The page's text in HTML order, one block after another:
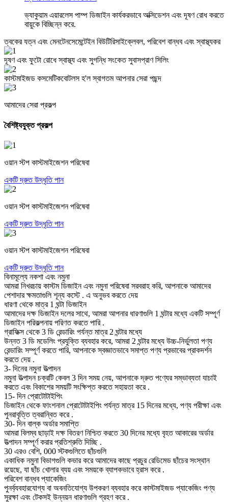
ভ্যাকুয়াম এয়ারলেস পাম্প ডিজাইন কার্যকরভাবে অক্সিডেশন এবং দূষণ রোধ করতে
বায়ুকে বিচ্ছিন্ন করে.
ত্বকের যত্ন এবং মেনটেনসেমেন্টেইন বিউটিরিসাইক্লেবল, পরিবেশ বান্ধব এবং স্বাস্থ্যকর
দূষণ এবং ফুটো রোধে স্বাস্থ্য এবং সুগন্ধি সংকেত সুবাসপ্রাণ সিলিং
কাস্টমাইজড কসমেটিকবোটলস হ'ল স্বাগতম আপনার সেরা পছন্দ
আমাদের সেরা প্রকল্প
বৈশিষ্ট্যযুক্ত প্রকল্প
ওয়ান স্টপ কাস্টমাইজেশন পরিষেবা
একটি দ্রুত উদ্ধৃতি পান
ওয়ান স্টপ কাস্টমাইজেশন পরিষেবা
একটি দ্রুত উদ্ধৃতি পান
ওয়ান স্টপ কাস্টমাইজেশন পরিষেবা
একটি দ্রুত উদ্ধৃতি পান
বিনামূল্যে নকশা এবং নমুনা
আমরা নিখরচায় কাস্টম ডিজাইন এবং নমুনা পরিষেবা সরবরাহ করি, আপনাকে আমাদের
পেশাদার ক্ষমতাগুলি শূন্য কস্টে . এ অনুভব করতে দেয়
ধারণা থেকে মাত্র 1 ঘন্টা ডিজাইন
আমাদের দক্ষ ডিজাইন দলের সাথে, আমরা আপনার ধারণাগুলি 1 ঘন্টার মধ্যে একটি সম্পূর্ণ
ডিজাইন পরিকল্পনায় পরিণত করতে পারি .
গ্রাফিক্স থেকে 3 ডি রেন্ডারিং পর্যন্ত মাত্র 2 ঘন্টার মধ্যে
উন্নত 3 ডি মডেলিং প্রযুক্তি ব্যবহার করে, আমরা 2 ঘন্টার মধ্যে উচ্চ-নির্ভুলতা পণ্য
রেন্ডারিং সম্পূর্ণ করতে পারি, আপনাকে স্বজ্ঞাতভাবে সমাপ্ত পণ্য প্রভাবের প্রাকদর্শন
করতে দেয় .
3- দিনের নমুনা উত্পাদন
নমুনা উত্পাদন চক্রটি কেবল 3 দিন সময় নেয়, আপনাকে দ্রুত পণ্যের সম্ভাব্যতা যাচাই
করতে এবং বিকাশের সময়টি সংক্ষিপ্ত করতে সহায়তা করে .
15- দিন প্রোটোটাইপিং
ডিজাইন থেকে ফাংশনাল প্রোটোটাইপিং পর্যন্ত মাত্র 15 দিনের মধ্যে, পণ্য পরীক্ষা এবং
পুনরাবৃত্তি ত্বরান্বিত করে .
30- দিন বাল্ক অর্ডার সমাপ্তি
আমরা বিলম্ব ছাড়াই দক্ষ বিতরণ নিশ্চিত করতে 30 দিনের মধ্যে বৃহত আকারের অর্ডার
উত্পাদন সম্পূর্ণ করার প্রতিশ্রুতি দিচ্ছি .
30 এরও বেশি, 000 স্টকগুলিতে ছাঁচগুলি
একাধিক নমুনা বিভাগগুলি কভার করে আমাদের কাছে প্রচুর রেডিমেড ছাঁচের সংস্থান
রয়েছে, যা ছাঁচ খোলার ব্যয় এবং সময়কে ব্যাপকভাবে হ্রাস করে .
পরিবেশ বান্ধব প্যাকেজিং
পুনর্ব্যবহারযোগ্য বা অবনতিযোগ্য উপকরণ ব্যবহার করে কাস্টমাইজড প্যাকেজিং পণ্য
সুরক্ষা এবং টেকসই উন্নয়ন ধারণাগুলি গ্রহণ করে .